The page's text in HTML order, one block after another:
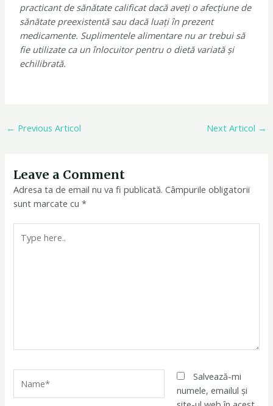
practicant de sănătate calificat dacă aveți o afecțiune de
sănătate preexistentă sau dacă luați în prezent
medicamente. Suplimentele alimentare nu ar trebui să
fie utilizate ca un înlocuitor pentru o dietă variată și
echilibrată.
← Previous Articol Next Articol →
Leave a Comment
Adresa ta de email nu va fi publicată. Câmpurile obligatorii
sunt marcate cu*
here..
Salvează-mi
numele, emailul și